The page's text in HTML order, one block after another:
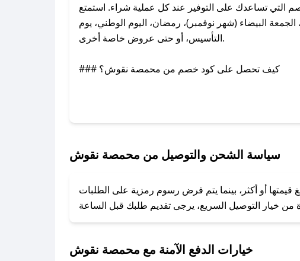
تساعدك على التوفير عند كل عملية شراء. استمتع
البيضاء (شهر نوفمبر)، رمضان، اليوم الوطني، يوم
التأسيس، أو حتى عروض خاصة أخرى.
### كيف تحصل على كود خصم من محمصة نقوش؟
عبر تويتر أو البريد الإلكتروني لإضافته بسرعة.
الإلكتروني، وسنقوم بحل المشكلة في أسرع وقت ممكن.
### ماذا أفعل إذا لم أجد كود خصم لمتجري المفضل؟
سياسة الشحن والتوصيل من محمصة نقوش
أو أكثر، بينما يتم فرض رسوم رمزية على الطلبات
خيارات الدفع الآمنة مع محمصة نقوش